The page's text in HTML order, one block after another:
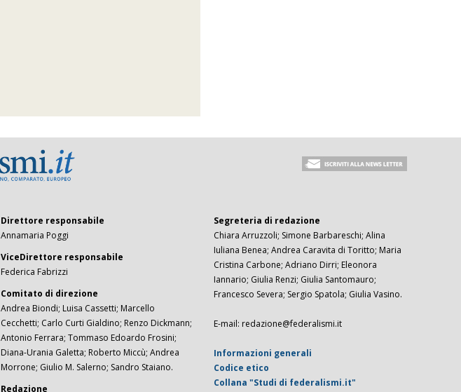
Direttore responsabile
Annamaria Poggi
ViceDirettore responsabile
Federica Fabrizzi
Comitato di direzione
Andrea Biondi; Luisa Cassetti; Marcello
Cecchetti; Carlo Curti Gialdino; Renzo Dickmann;
Antonio Ferrara; Tommaso Edoardo Frosini;
Diana-Urania Galetta; Roberto Miccù; Andrea
Morrone; Giulio M. Salerno; Sandro Staiano.
Redazione
Segreteria di redazione
Chiara Arruzzoli; Simone Barbareschi; Alina
Iuliana Benea; Andrea Caravita di Toritto; Maria
Cristina Carbone; Adriano Dirri; Eleonora
Iannario; Giulia Renzi; Giulia Santomauro;
Francesco Severa; Sergio Spatola; Giulia Vasino.
E-mail: redazione@federalismi.it
Informazioni generali
Codice etico
Collana "Studi di federalismi.it"